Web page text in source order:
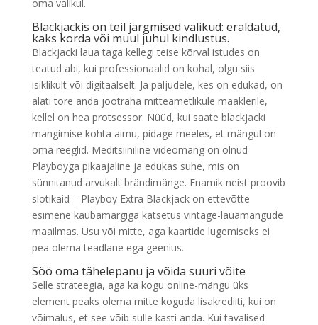
oma valikul.
Blackjackis on teil järgmised valikud: eraldatud,
kaks korda või muul juhul kindlustus.
Blackjacki laua taga kellegi teise kõrval istudes on
teatud abi, kui professionaalid on kohal, olgu siis
isiklikult või digitaalselt. Ja paljudele, kes on edukad, on
alati tore anda jootraha mitteametlikule maaklerile,
kellel on hea protsessor. Nüüd, kui saate blackjacki
mängimise kohta aimu, pidage meeles, et mängul on
oma reeglid. Meditsiiniline videomäng on olnud
Playboyga pikaajaline ja edukas suhe, mis on
sünnitanud arvukalt brändimänge. Enamik neist proovib
slotikaid – Playboy Extra Blackjack on ettevõtte
esimene kaubamärgiga katsetus vintage-lauamängude
maailmas. Usu või mitte, aga kaartide lugemiseks ei
pea olema teadlane ega geenius.
Söö oma tähelepanu ja võida suuri võite
Selle strateegia, aga ka kogu online-mängu üks
element peaks olema mitte koguda lisakrediiti, kui on
võimalus, et see võib sulle kasti anda. Kui tavalised